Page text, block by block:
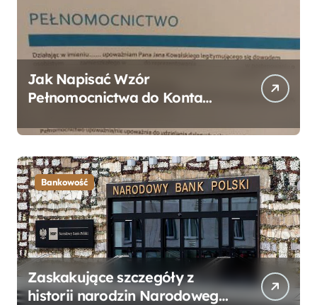
Jak Napisać Wzór
Pełnomocnictwa do Konta
Przewodnik
Bankowość
Zaskakujące szczegóły z
historii narodzin Narodowego